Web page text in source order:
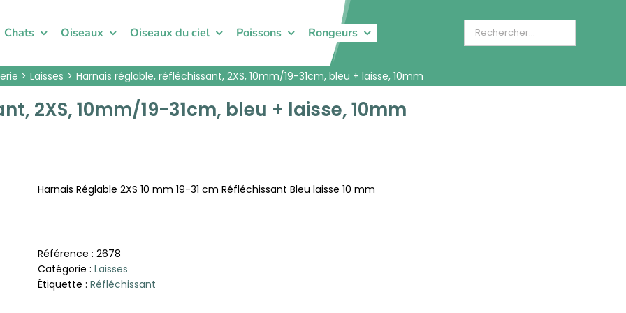
Chats Oiseaux Oiseaux du ciel Poissons Rongeurs
Laisses Harnais réglable, réfléchissant, 2XS, 10mm/19-31cm, bleu + laisse, 10mm
2XS, 10mm/19-31cm, bleu + laisse, 10mm
Harnais Réglable 2XS 10 mm 19-31 cm Réfléchissant Bleu laisse 10 mm
Référence : 2678
Catégorie : Laisses
Étiquette : Réfléchissant